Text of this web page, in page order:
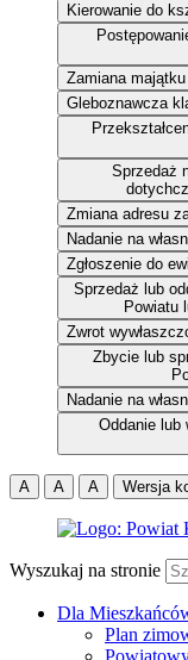
Kierowanie do
Zamiana
Gleboznawcza
Sprzedaż
Zmiana adresu
Nadanie na
Zgłoszenie do
Sprzedaż lub
Powiatu
Zwrot
Zbycie lub
Nadanie na
Oddanie lub
A A A Wersja
Wyszukaj na stronie
Dla
Plan